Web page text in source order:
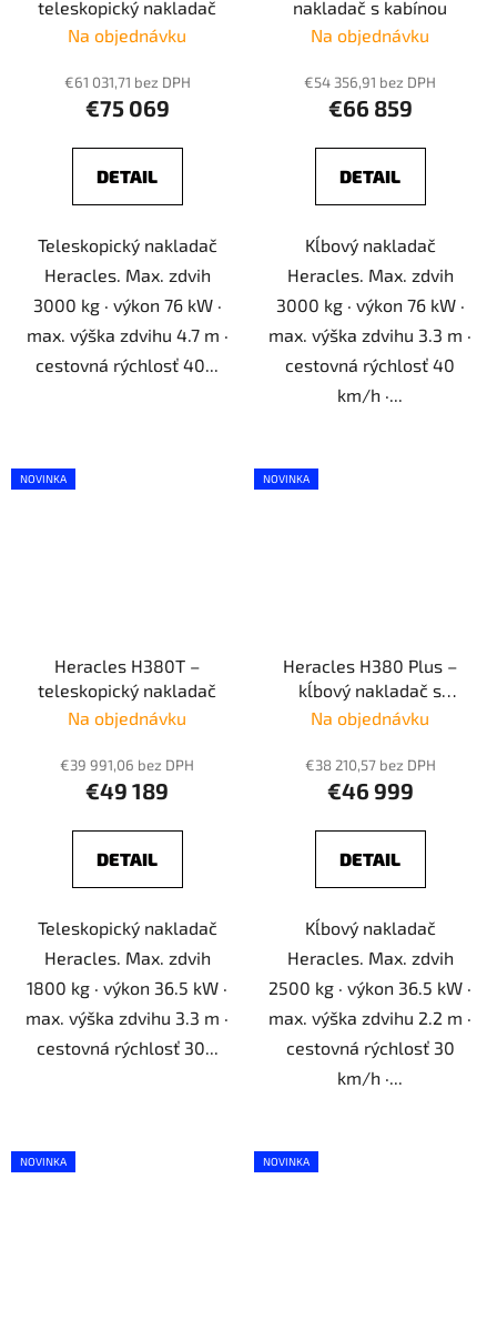
teleskopický nakladač
Na objednávku
€61 031,71 bez DPH
€75 069
DETAIL
Teleskopický nakladač
Heracles. Max. zdvih
3000 kg · výkon 76 kW ·
max. výška zdvihu 4.7 m ·
cestovná rýchlosť 40...
nakladač s kabínou
Na objednávku
€54 356,91 bez DPH
€66 859
DETAIL
Kĺbový nakladač
Heracles. Max. zdvih
3000 kg · výkon 76 kW ·
max. výška zdvihu 3.3 m ·
cestovná rýchlosť 40
km/h ·...
NOVINKA
Heracles H380T –
teleskopický nakladač
Na objednávku
€39 991,06 bez DPH
€49 189
DETAIL
Teleskopický nakladač
Heracles. Max. zdvih
1800 kg · výkon 36.5 kW ·
max. výška zdvihu 3.3 m ·
cestovná rýchlosť 30...
NOVINKA
Heracles H380 Plus –
kĺbový nakladač s
kabínou
Na objednávku
€38 210,57 bez DPH
€46 999
DETAIL
Kĺbový nakladač
Heracles. Max. zdvih
2500 kg · výkon 36.5 kW ·
max. výška zdvihu 2.2 m ·
cestovná rýchlosť 30
km/h ·...
NOVINKA NOVINKA